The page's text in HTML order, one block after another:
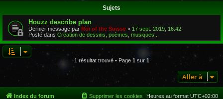
r
Sujets
Houzz describe plan
Dernier message par Roi of the Suisse « 17 sept. 2019, 16:42
Posté dans Création de dessins, poèmes, musiques...
1 résultat trouvé • Page 1 sur 1
Aller à
Index du forum Heures au format UTC+02:00
Supprimer les cookies